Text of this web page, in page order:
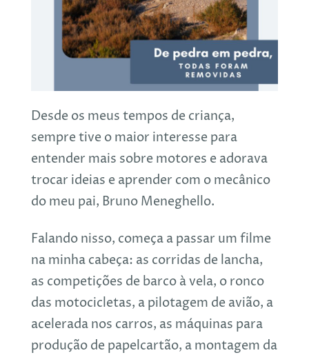
Desde os meus tempos de criança,
sempre tive o maior interesse para
entender mais sobre motores e adorava
trocar ideias e aprender com o mecânico
do meu pai, Bruno Meneghello.
Falando nisso, começa a passar um filme
na minha cabeça: as corridas de lancha,
as competições de barco à vela, o ronco
das motocicletas, a pilotagem de avião, a
acelerada nos carros, as máquinas para
produção de papelcartão, a montagem da